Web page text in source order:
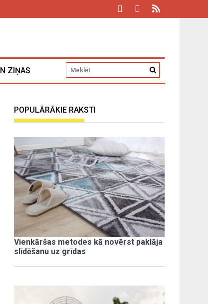
ZIŅAS
POPULĀRĀKIE RAKSTI
Vienkāršas metodes kā novērst paklāja
slīdēšanu uz grīdas